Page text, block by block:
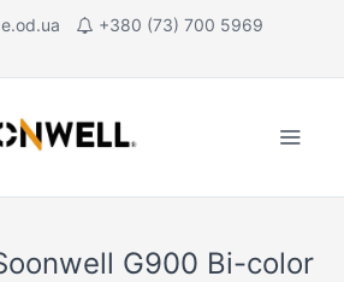
+380 (73) 700 5969
G900 Bi-color